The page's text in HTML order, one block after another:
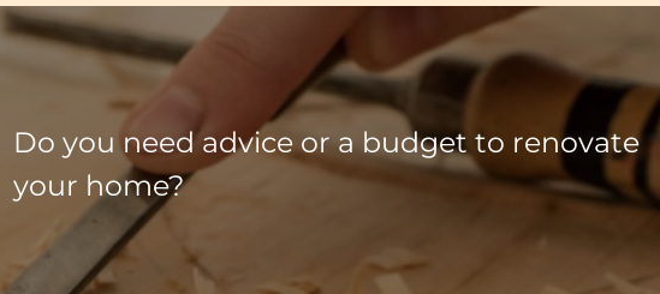
Do you need advice or a budget to renovate
your home?